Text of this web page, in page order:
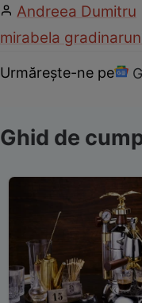
Andreea Dumitru
mirabela gradinaru
Urmărește-ne pe
Ghid de